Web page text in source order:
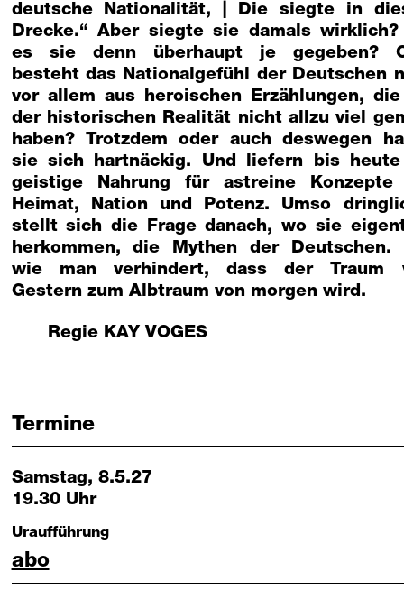
deutsche Nationalität, | Die siegte in
Drecke.“ Aber siegte sie damals wirklich?
es sie denn überhaupt je gegeben?
besteht das Nationalgefühl der Deutschen
vor allem aus heroischen Erzählungen,
der historischen Realität nicht allzu viel
haben? Trotzdem oder auch deswegen
sie sich hartnäckig. Und liefern bis
geistige Nahrung für astreine Konzepte
Heimat, Nation und Potenz. Umso
stellt sich die Frage danach, wo sie
herkommen, die Mythen der Deutschen.
wie man verhindert, dass der Traum
Gestern zum Albtraum von morgen wird.
Regie KAY VOGES
Termine
Samstag, 8.5.27
19.30 Uhr
Uraufführung
abo
denk ich an deutschland in der nacht